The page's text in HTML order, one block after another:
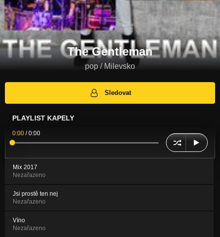
The Gentleman
pop / Milevsko
Sledovat
PLAYLIST KAPELY
0:00 /0:00
Mix 2017
Nezařazeno
Jsi prostě ten nej
Nezařazeno
Víno
Nezařazeno